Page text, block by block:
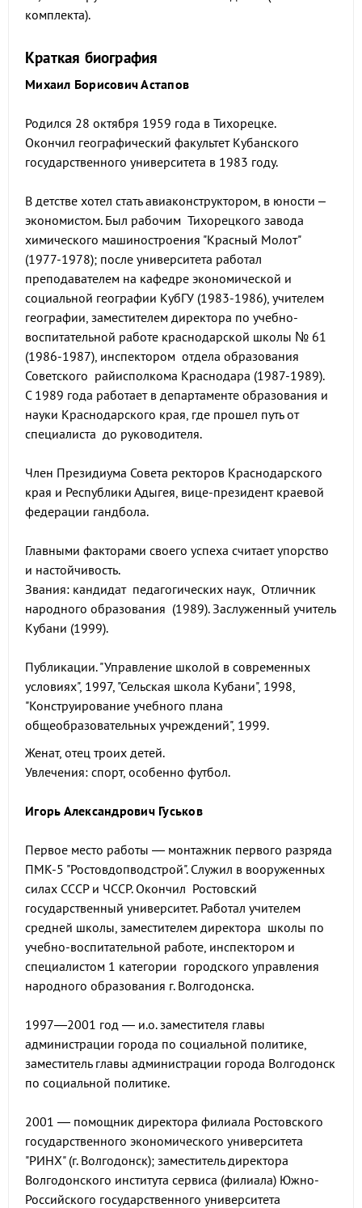
комплекта).
Краткая биография
Михаил Борисович Астапов
Родился 28 октября 1959 года в Тихорецке.
Окончил географический факультет Кубанского
государственного университета в 1983 году.
В детстве хотел стать авиаконструктором, в юности –
экономистом. Был рабочим Тихорецкого завода
химического машиностроения "Красный Молот"
(1977-1978); после университета работал
преподавателем на кафедре экономической и
социальной географии КубГУ (1983-1986), учителем
географии, заместителем директора по учебно-
воспитательной работе краснодарской школы № 61
(1986-1987), инспектором отдела образования
Советского райисполкома Краснодара (1987-1989).
С 1989 года работает в департаменте образования и
науки Краснодарского края, где прошел путь от
специалиста до руководителя.
Член Президиума Совета ректоров Краснодарского
края и Республики Адыгея, вице-президент краевой
федерации гандбола.
Главными факторами своего успеха считает упорство
и настойчивость.
Звания: кандидат педагогических наук, Отличник
народного образования (1989). Заслуженный учитель
Кубани (1999).
Публикации. "Управление школой в современных
условиях", 1997, "Сельская школа Кубани", 1998,
"Конструирование учебного плана
общеобразовательных учреждений", 1999.
Женат, отец троих детей.
Увлечения: спорт, особенно футбол.
Игорь Александрович Гуськов
Первое место работы — монтажник первого разряда
ПМК-5 "Ростовдопводстрой". Служил в вооруженных
силах СССР и ЧССР. Окончил Ростовский
государственный университет. Работал учителем
средней школы, заместителем директора школы по
учебно-воспитательной работе, инспектором и
специалистом 1 категории городского управления
народного образования г. Волгодонска.
1997—2001 год — и.о. заместителя главы
администрации города по социальной политике,
заместитель главы администрации города Волгодонск
по социальной политике.
2001 — помощник директора филиала Ростовского
государственного экономического университета
"РИНХ" (г. Волгодонск); заместитель директора
Волгодонского института сервиса (филиала) Южно-
Российского государственного университета